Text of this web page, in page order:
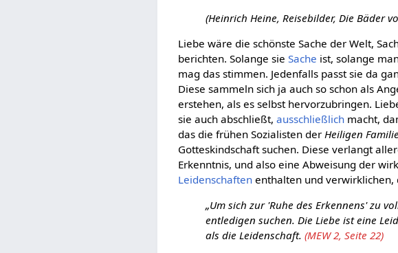
(Heinrich Heine, Reisebilder, Die Bäder
Liebe wäre die schönste Sache der Welt,
berichten. Solange sieSache ist, solange
mag das stimmen. Jedenfalls passt sie da
Diese sammeln sich ja auch so schon als
erstehen, als es selbst hervorzubringen.
sie auch abschließt,ausschließlich macht,
das die frühen Sozialisten der Heiligen Familie
Gotteskindschaft suchen. Diese verlangt
Erkenntnis, und also eine Abweisung der
Leidenschaften enthalten und
„Um sich zur 'Ruhe des Erkennens' zu
entledigen suchen. Die Liebe ist eine
als die Leidenschaft.(MEW 2, Seite 22)